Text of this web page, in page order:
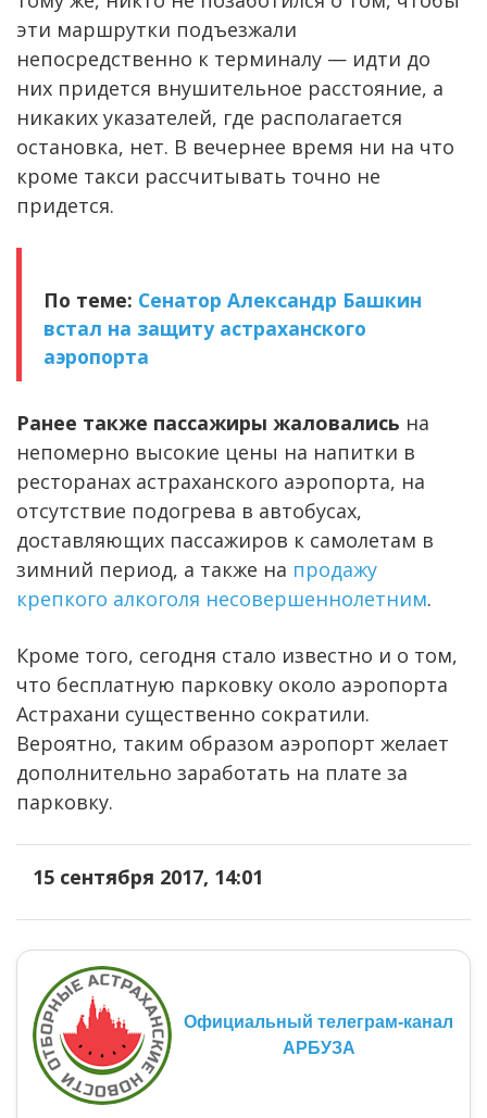
эти маршрутки подъезжали
непосредственно к терминалу — идти до
них придется внушительное расстояние, а
никаких указателей, где располагается
остановка, нет. В вечернее время ни на что
кроме такси рассчитывать точно не
придется.
По теме: Сенатор Александр Башкин
встал на защиту астраханского
аэропорта
Ранее также пассажиры жаловались на
непомерно высокие цены на напитки в
ресторанах астраханского аэропорта, на
отсутствие подогрева в автобусах,
доставляющих пассажиров к самолетам в
зимний период, а также на продажу
крепкого алкоголя несовершеннолетним.
Кроме того, сегодня стало известно и о том,
что бесплатную парковку около аэропорта
Астрахани существенно сократили.
Вероятно, таким образом аэропорт желает
дополнительно заработать на плате за
парковку.
15 сентября 2017, 14:01
Официальный телеграм-канал
АРБУЗА